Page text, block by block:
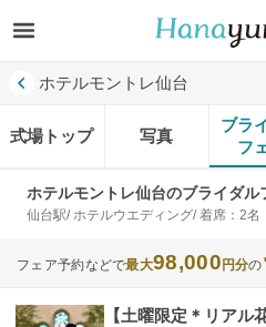
ホテルモントレ仙台
式場トップ 写真
ブラ
フ
ホテルモントレ仙台のブライダル
仙台駅/ ホテルウエディング/ 着席：2名
フェア予約などで最大98,000 円分の
【土曜限定＊リアル